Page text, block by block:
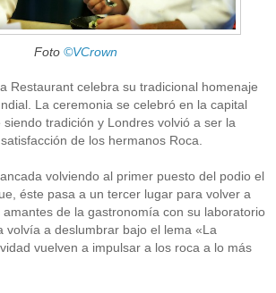
Foto ©VCrown
Restaurant celebra su tradicional homenaje
La ceremonia se celebró en la capital
tradición y Londres volvió a ser la
de los hermanos Roca.
volviendo al primer puesto del podio el
éste pasa a un tercer lugar para volver a
de la gastronomía con su laboratorio
volvía a deslumbrar bajo el lema «La
vuelven a impulsar a los roca a lo más